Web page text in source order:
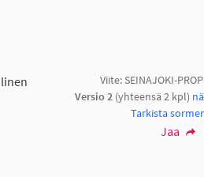
Viite: SEINAJOKI-
Versio 2(yhteensä 2 kpl)
Tarkista
Jaa